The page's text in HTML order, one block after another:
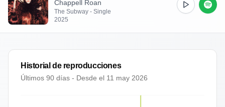
Chappell Roan
The Subway - Single
2025
Historial de reproducciones
Últimos 90 días - Desde el 11 may 2026